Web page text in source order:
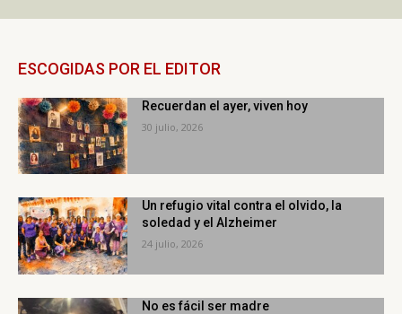
ESCOGIDAS POR EL EDITOR
Recuerdan el ayer, viven hoy
30 julio, 2026
Un refugio vital contra el olvido, la
soledad y el Alzheimer
24 julio, 2026
No es fácil ser madre